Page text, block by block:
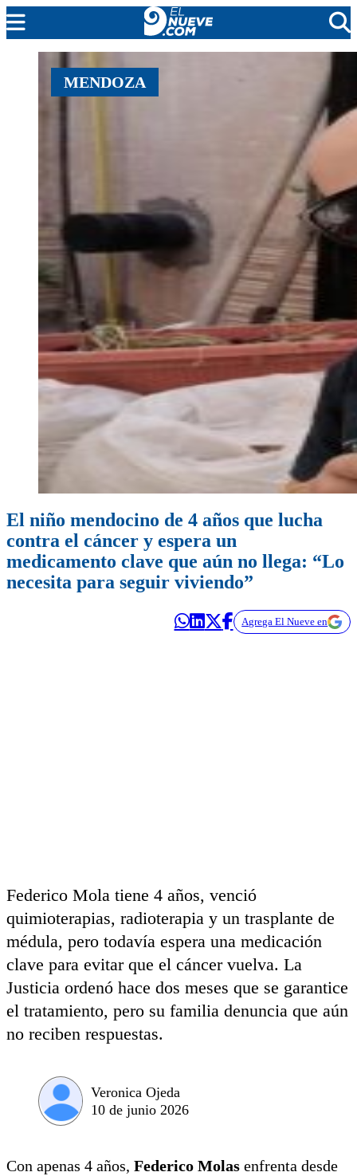
EL NUEVE
SOCIEDAD
MENDOZA
El niño mendocino de 4 años que lucha
contra el cáncer y espera un
medicamento clave que aún no llega: “Lo
necesita para seguir viviendo”
Agrega El Nueve en
Federico Mola tiene 4 años, venció
quimioterapias, radioterapia y un trasplante de
médula, pero todavía espera una medicación
clave para evitar que el cáncer vuelva. La
Justicia ordenó hace dos meses que se garantice
el tratamiento, pero su familia denuncia que aún
no reciben respuestas.
Veronica Ojeda
10 de junio 2026
Con apenas 4 años, Federico Molas enfrenta desde